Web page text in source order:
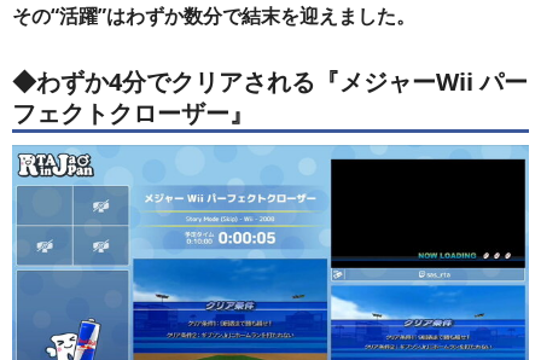
その“活躍”はわずか数分で結末を迎えました。
◆わずか4分でクリアされる『メジャーWii パー
フェクトクローザー』